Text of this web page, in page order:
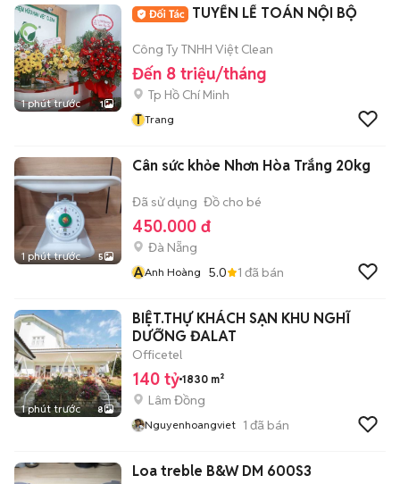
1 phút trước 1
TUYỂN LẾ TOÁN NỘI BỘ
Công Ty TNHH Việt Clean
Đến 8 triệu/tháng
Tp Hồ Chí Minh
T Trang
1 phút trước 5
Cân sức khỏe Nhơn Hòa Trắng 20kg
Đã sử dụng Đồ cho bé
450.000 đ
Đà Nẵng
AAnh Hoàng 5.0 1 đã bán
1 phút trước 8
BIỆT.THỰ KHÁCH SẠN KHU NGHĨ
DƯỠNG ĐALAT
Officetel
140 tỷ 1830 m²
Lâm Đồng
Nguyenhoangviet 1 đã bán
Loa treble B&W DM 600S3